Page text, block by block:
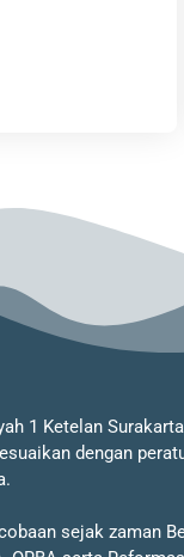
1 Ketelan
dengan
sejak zaman